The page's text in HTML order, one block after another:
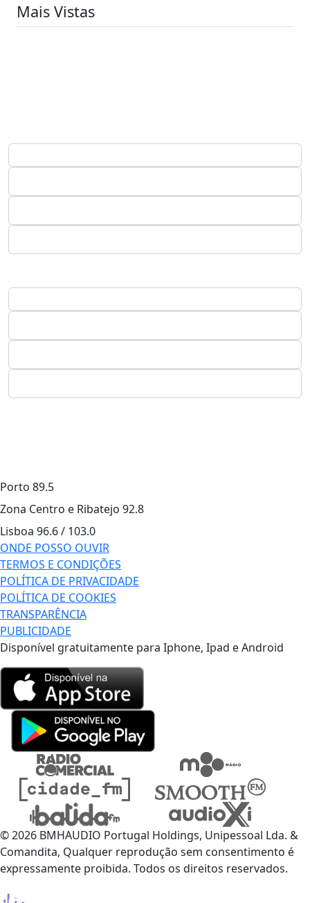
Mais Vistas
Porto 89.5
Zona Centro e Ribatejo 92.8
Lisboa 96.6 / 103.0
ONDE POSSO OUVIR
TERMOS E CONDIÇÕES
POLÍTICA DE PRIVACIDADE
POLÍTICA DE COOKIES
TRANSPARÊNCIA
PUBLICIDADE
Disponível gratuitamente para Iphone, Ipad e Android
© 2026 BMHAUDIO Portugal Holdings, Unipessoal Lda. &
Comandita, Qualquer reprodução sem consentimento é
expressamente proibida. Todos os direitos reservados.